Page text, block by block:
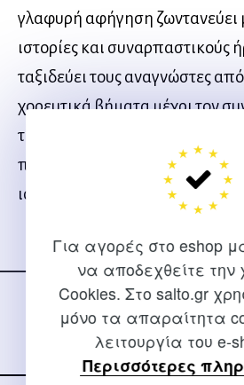
Για αγορές στο eshop
να αποδεχθείτε την
Cookies. Στο salto.gr
μόνο τα απαραίτητα
λειτουργία του e-
Περισσότερες
γλαφυρή αφήγηση ζωντανεύει
ιστορίες και συναρπαστικούς
ταξιδεύει τους αναγνώστες
χορευτικά βήματα μέχρι τον
της παράστασης. Ο
περιέχει, επίσης, έξι από τις
ιστορίες μπαλέτου.
Ακολουθήστε μας
στα social